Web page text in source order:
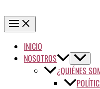
INICIO
NOSOTROS
¿QUIÉNES